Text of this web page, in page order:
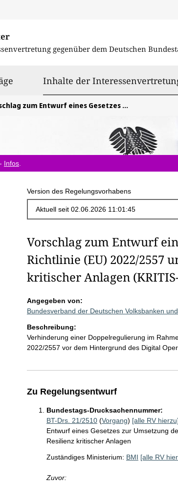
gegenüber dem Deutschen
Inhalte der
eines Gesetzes zur Umsetzung der Richtlinie (EU) 2022/2557 und zur Stärkung der Resilienz kritischer Anlagen (KRITIS-Dachgesetz)
Infos
Version des Regelungsvorhabens
Vorschlag zum Entwurf
Richtlinie (EU) 2022/2557
kritischer Anlagen
Angegeben von:
Bundesverband der Deutschen Volksbanken
Beschreibung:
Verhinderung einer Doppelregulierung im
2022/2557 vor dem Hintergrund des Digital
Zu Regelungsentwurf
Bundestags-Drucksachennummer:
BT-Drs. 21/2510(Vorgang) [alle RV
Entwurf eines Gesetzes zur Umsetzung
Resilienz kritischer Anlagen
Zuständiges Ministerium: BMI [alle RV
Zuvor: